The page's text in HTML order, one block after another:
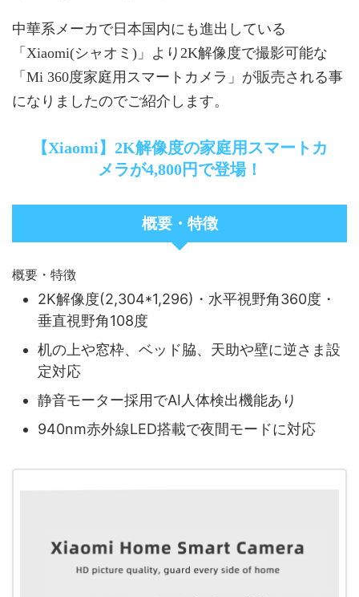
中華系メーカで日本国内にも進出している
「Xiaomi(シャオミ)」より2K解像度で撮影可能な
「Mi 360度家庭用スマートカメラ」が販売される事
になりましたのでご紹介します。
【Xiaomi】2K解像度の家庭用スマートカ
メラが4,800円で登場！
概要・特徴
概要・特徴
2K解像度(2,304*1,296)・水平視野角360度・
垂直視野角108度
机の上や窓枠、ベッド脇、天助や壁に逆さま設
定対応
静音モーター採用でAI人体検出機能あり
940nm赤外線LED搭載で夜間モードに対応